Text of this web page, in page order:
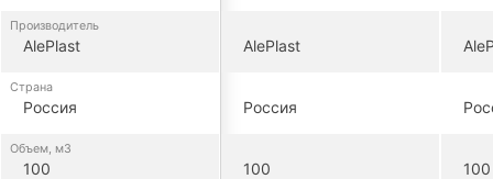
Производитель
AlePlast
Страна
Россия
Объем, м3
100
AlePlast
Россия
100 100